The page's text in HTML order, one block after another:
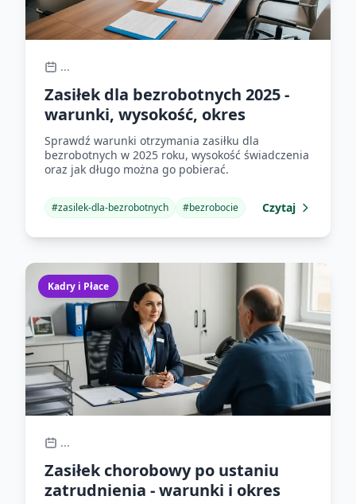
...
Zasiłek dla bezrobotnych 2025 -
warunki, wysokość, okres
Sprawdź warunki otrzymania zasiłku dla
bezrobotnych w 2025 roku, wysokość świadczenia
oraz jak długo można go pobierać.
#zasilek-dla-bezrobotnych #bezrobocie Czytaj
Kadry i Płace
...
Zasiłek chorobowy po ustaniu
zatrudnienia - warunki i okres